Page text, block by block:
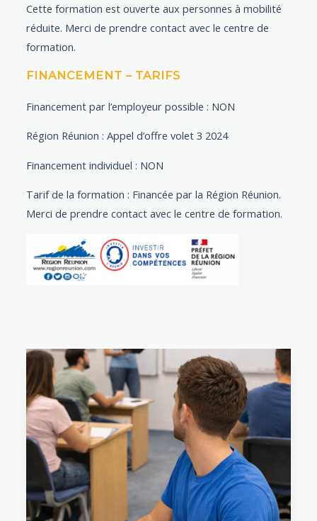
Cette formation est ouverte aux personnes à mobilité
réduite. Merci de prendre contact avec le centre de
formation.
FINANCEMENT – TARIFS
Financement par l’employeur possible : NON
Région Réunion : Appel d’offre volet 3 2024
Financement individuel : NON
Tarif de la formation : Financée par la Région Réunion.
Merci de prendre contact avec le centre de formation.